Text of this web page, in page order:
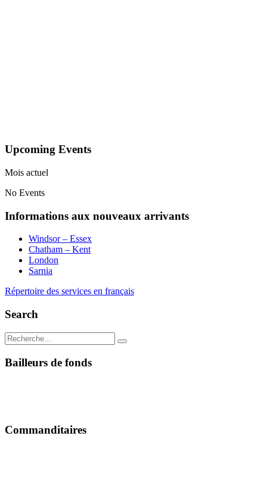
Upcoming Events
Mois actuel
No Events
Informations aux nouveaux arrivants
Windsor – Essex
Chatham – Kent
London
Sarnia
Répertoire des services en français
Search
Bailleurs de fonds
Commanditaires